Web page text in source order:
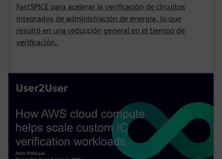
FastSPICE para acelerar la verificación de circuitos
integrados de administración de energía, lo que
resultó en una reducción general en el tiempo de
verificación.